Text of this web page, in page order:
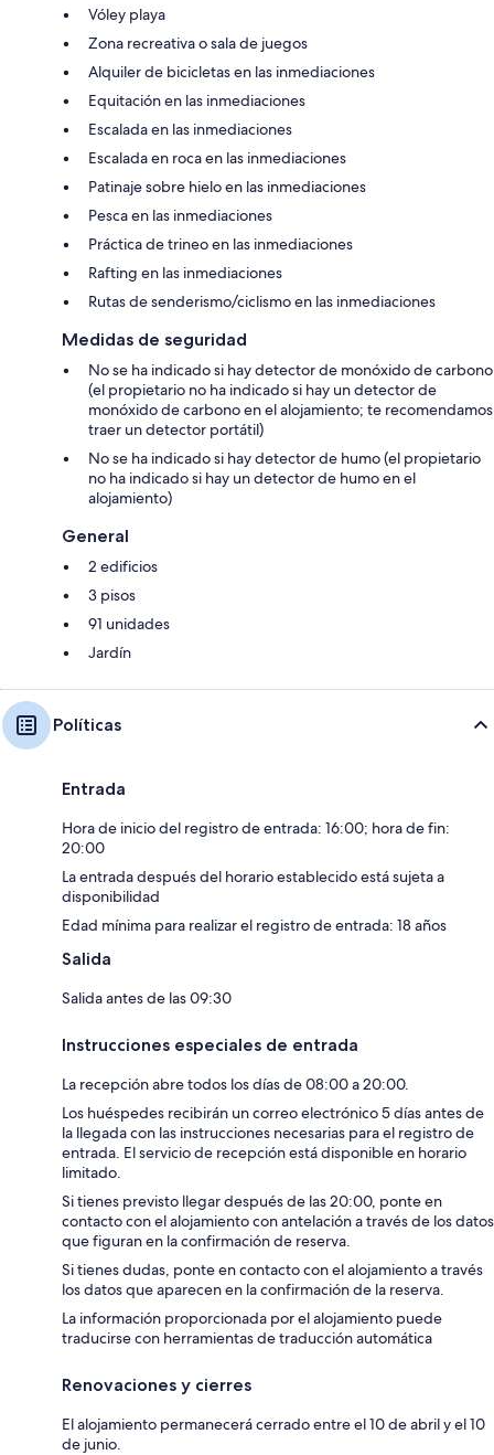
Vóley playa
Zona recreativa o sala de juegos
Alquiler de bicicletas en las inmediaciones
Equitación en las inmediaciones
Escalada en las inmediaciones
Escalada en roca en las inmediaciones
Patinaje sobre hielo en las inmediaciones
Pesca en las inmediaciones
Práctica de trineo en las inmediaciones
Rafting en las inmediaciones
Rutas de senderismo/ciclismo en las inmediaciones
Medidas de seguridad
No se ha indicado si hay detector de monóxido de carbono
(el propietario no ha indicado si hay un detector de
monóxido de carbono en el alojamiento; te recomendamos
traer un detector portátil)
No se ha indicado si hay detector de humo (el propietario
no ha indicado si hay un detector de humo en el
alojamiento)
General
2 edificios
3 pisos
91 unidades
Jardín
Políticas
Entrada
Hora de inicio del registro de entrada: 16:00; hora de fin:
20:00
La entrada después del horario establecido está sujeta a
disponibilidad
Edad mínima para realizar el registro de entrada: 18 años
Salida
Salida antes de las 09:30
Instrucciones especiales de entrada
La recepción abre todos los días de 08:00 a 20:00.
Los huéspedes recibirán un correo electrónico 5 días antes de
la llegada con las instrucciones necesarias para el registro de
entrada. El servicio de recepción está disponible en horario
limitado.
Si tienes previsto llegar después de las 20:00, ponte en
contacto con el alojamiento con antelación a través de los datos
que figuran en la confirmación de reserva.
Si tienes dudas, ponte en contacto con el alojamiento a través
los datos que aparecen en la confirmación de la reserva.
La información proporcionada por el alojamiento puede
traducirse con herramientas de traducción automática
Renovaciones y cierres
El alojamiento permanecerá cerrado entre el 10 de abril y el 10
de junio.